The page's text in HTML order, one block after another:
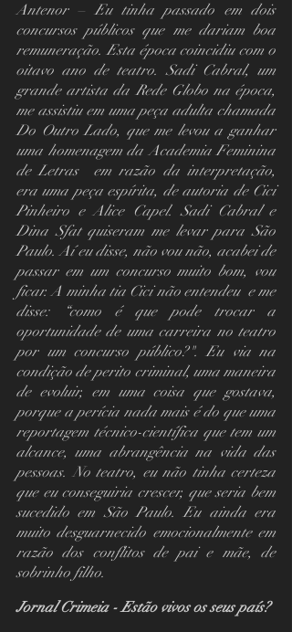
Antenor – Eu tinha passado em dois
concursos públicos que me dariam boa
remuneração. Esta época coincidiu com o
oitavo ano de teatro. Sadi Cabral, um
grande artista da Rede Globo na época,
me assistiu em uma peça adulta chamada
Do Outro Lado, que me levou a ganhar
uma homenagem da Academia Feminina
de Letras  em razão da interpretação,
era uma peça espírita, de autoria de Cici
Pinheiro e Alice Capel. Sadi Cabral e
Dina Sfat quiseram me levar para São
Paulo. Aí eu disse, não vou não, acabei de
passar em um concurso muito bom, vou
ficar. A minha tia Cici não entendeu  e me
disse: “como é que pode trocar a
oportunidade de uma carreira no teatro
por um concurso público?". Eu via na
condição de perito criminal, uma maneira
de evoluir, em uma coisa que gostava,
porque a perícia nada mais é do que uma
reportagem técnico-científica que tem um
alcance, uma abrangência na vida das
pessoas. No teatro, eu não tinha certeza
que eu conseguiria crescer, que seria bem
sucedido em São Paulo. Eu ainda era
muito desguarnecido emocionalmente em
razão dos conflitos de pai e mãe, de
sobrinho filho.
Jornal Crimeia - Estão vivos os seus país?